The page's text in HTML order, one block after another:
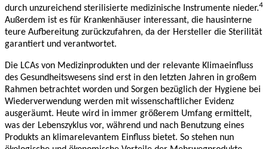
durch unzureichend sterilisierte medizinische Instrumente nieder.4
Außerdem ist es für Krankenhäuser interessant, die hausinterne
teure Aufbereitung zurückzufahren, da der Hersteller die Sterilität
garantiert und verantwortet.
Die LCAs von Medizinprodukten und der relevante Klimaeinfluss
des Gesundheitswesens sind erst in den letzten Jahren in großem
Rahmen betrachtet worden und Sorgen bezüglich der Hygiene bei
Wiederverwendung werden mit wissenschaftlicher Evidenz
ausgeräumt. Heute wird in immer größerem Umfang ermittelt,
was der Lebenszyklus vor, während und nach Benutzung eines
Produkts an klimarelevantem Einfluss bietet. So stehen nun